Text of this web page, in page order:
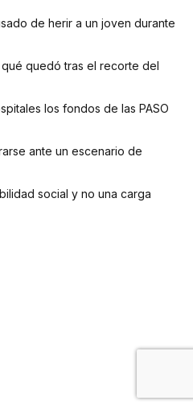
de herir a un joven durante
quedó tras el recorte del
los fondos de las PASO
ante un escenario de
social y no una carga